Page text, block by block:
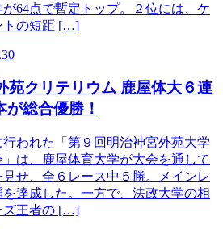
64点で暫定トップ。２位には、ケ
トの短距 […]
苑クリテリウム 鹿屋体大６連
総合優勝！
行われた「第９回明治神宮外苑大学
は、鹿屋体育大学が大会を通して
せ、全６レース中５勝。メインレ
達成した。一方で、法政大学の相
ズ王者の […]